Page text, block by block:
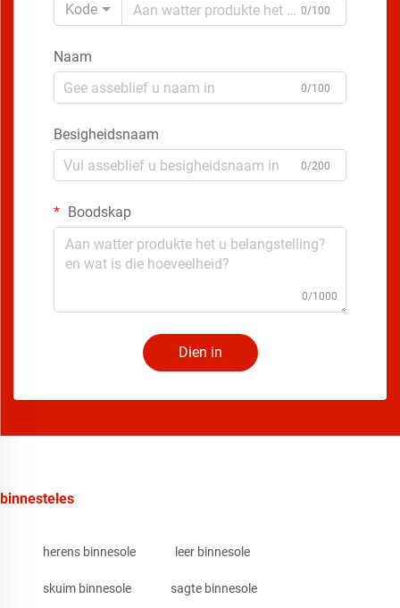
Kode
0/100
Naam
0/100
Besigheidsnaam
0/200
Boodskap
0/1000
Dien in
binnesteles
herens binnesole leer binnesole
skuim binnesole sagte binnesole